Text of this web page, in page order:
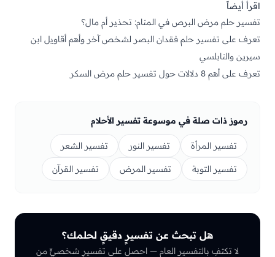
اقرأ أيضاً
تفسير حلم مرض البرص في المنام: تحذير أم مال؟
تعرف على تفسير حلم فقدان البصر لشخص آخر وأهم أقاويل ابن
سيرين والنابلسي
تعرف على أهم 8 دلالات حول تفسير حلم مرض السكر
رموز ذات صلة في موسوعة تفسير الأحلام
تفسير المرأة تفسير النور تفسير الشعر
تفسير التوبة تفسير المرض تفسير القرآن
هل تبحث عن تفسيرٍ دقيقٍ لحلمك؟
لا تكتفِ بالتفسير العام — احصل على تفسيرٍ شخصيٍّ من